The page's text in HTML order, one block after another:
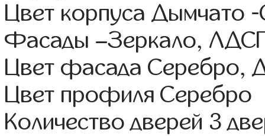
Цвет корпуса Дымчато
Фасады –Зеркало,
Цвет фасада Серебро,
Цвет профиля Серебро
Количество дверей 3